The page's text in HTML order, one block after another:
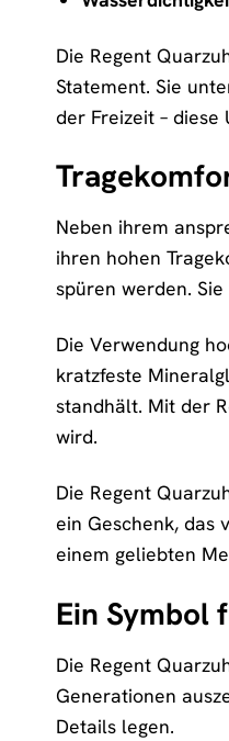
Die Regent
Statement. Sie
der Freizeit –
Neben ihrem
ihren hohen
spüren werden.
Die Verwendung
kratzfeste
standhält. Mit der
wird.
Die Regent
ein Geschenk, das
einem geliebten
Ein Symbol
Die Regent
Generationen
Details legen.